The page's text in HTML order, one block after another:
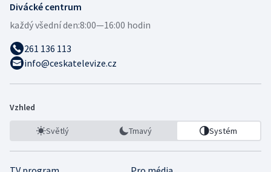
Divácké centrum
každý všední den:8:00—16:00 hodin
261 136 113
info@ceskatelevize.cz
Vzhled
Světlý Tmavý Systém